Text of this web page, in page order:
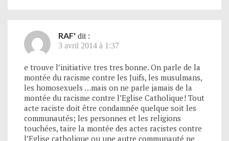
RAF' dit :
3 avril 2014 à 1:37
e trouve l’initiative tres tres bonne. On parle de la
montée du racisme contre les Juifs, les musulmans,
les homosexuels …mais on ne parle jamais de la
montée du racisme contre l’Eglise Catholique! Tout
acte raciste doit être condamnée quelque soit les
communautés; les personnes et les religions
touchées, taire la montée des actes racistes contre
l’Eglise catholique ou une autre communauté ne